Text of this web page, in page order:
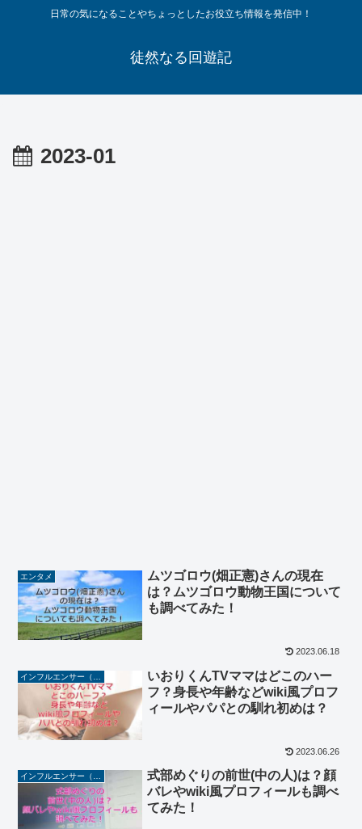
日常の気になることやちょっとしたお役立ち情報を発信中！
徒然なる回遊記
2023-01
エンタメ
ムツゴロウ(畑正憲)さんの現在
は？ムツゴロウ動物王国について
も調べてみた！
2023.06.18
いおりくんTVママはどこのハー
フ？身長や年齢などwiki風プロフ
ィールやパパとの馴れ初めは？
2023.06.26
インフルエンサー（YouTuber/TikToker/Instagramer）
式部めぐりの前世(中の人)は？顔
バレやwiki風プロフィールも調べ
てみた！